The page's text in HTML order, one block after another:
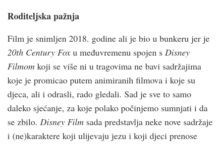
Roditeljska pažnja
Film je snimljen 2018. godine ali je bio u bunkeru jer je
20th Century Fox u međuvremenu spojen s Disney
Filmom koji se više ni u tragovima ne bavi sadržajima
koje je promicao putem animiranih filmova i koje su
djeca, ali i odrasli, rado gledali. Sad je sve to samo
daleko sjećanje, za koje polako počinjemo sumnjati i da
se zbilo. Disney Film sada predstavlja neke nove sadržaje
i (ne)karaktere koji ulijevaju jezu i koji djeci prenose